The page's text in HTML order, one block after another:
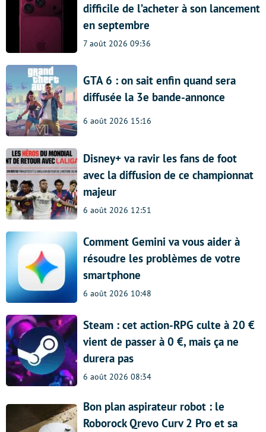
difficile de l’acheter à son lancement
en septembre
7 août 2026 09:36
GTA 6 : on sait enfin quand sera
diffusée la 3e bande-annonce
6 août 2026 15:16
Disney+ va ravir les fans de foot
avec la diffusion de ce championnat
majeur
6 août 2026 12:51
Comment Gemini va vous aider à
résoudre les problèmes de votre
smartphone
6 août 2026 10:48
Steam : cet action-RPG culte à 20 €
vient de passer à 0 €, mais ça ne
durera pas
6 août 2026 08:34
Bon plan aspirateur robot : le
Roborock Qrevo Curv 2 Pro et sa